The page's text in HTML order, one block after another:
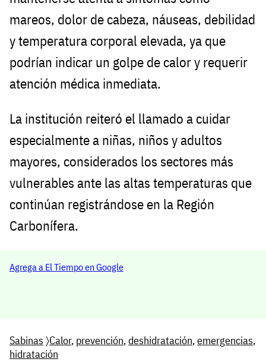
mareos, dolor de cabeza, náuseas, debilidad
y temperatura corporal elevada, ya que
podrían indicar un golpe de calor y requerir
atención médica inmediata.
La institución reiteró el llamado a cuidar
especialmente a niñas, niños y adultos
mayores, considerados los sectores más
vulnerables ante las altas temperaturas que
continúan registrándose en la Región
Carbonífera.
Agrega a El Tiempo en Google
Sabinas 〉Calor, prevención,deshidratación,emergencias,
hidratación